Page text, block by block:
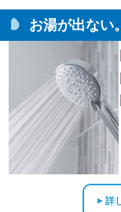
お湯が出ない。
▲詳